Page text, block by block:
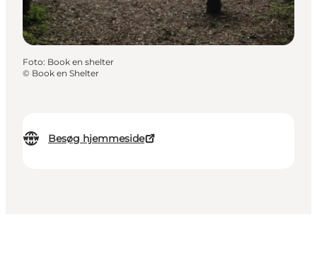
Besøg hjemmeside
Foto: Book en shelter
© Book en Shelter